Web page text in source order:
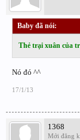
Baby đã nói:
Thẻ trại xuân của
Nó đó ^^
17/1/13
1368
Mới đăng